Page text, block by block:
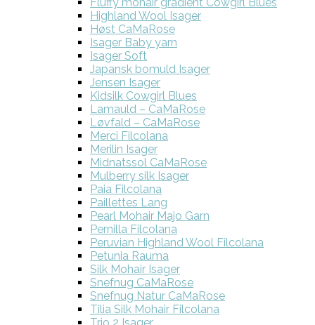
Highland Wool Isager
Høst CaMaRose
Isager Baby yarn
Isager Soft
Japansk bomuld Isager
Jensen Isager
Kidsilk Cowgirl Blues
Lamauld – CaMaRose
Løvfald – CaMaRose
Merci Filcolana
Merilin Isager
Midnatssol CaMaRose
Mulberry silk Isager
Paia Filcolana
Paillettes Lang
Pearl Mohair Majo Garn
Pernilla Filcolana
Peruvian Highland Wool Filcolana
Petunia Rauma
Silk Mohair Isager
Snefnug CaMaRose
Snefnug Natur CaMaRose
Tilia Silk Mohair Filcolana